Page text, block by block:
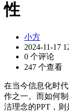
性
小方
2024-11-17
0 个评论
247 个查看
在当今信息化时
作之一。而如何
洁理念的PPT，